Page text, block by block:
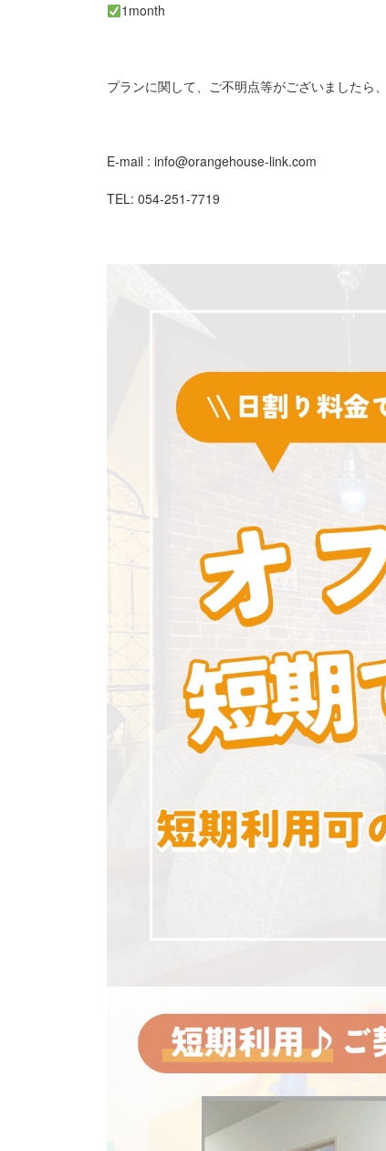
1month
プランに関して、ご不明点等がございましたら
E-mail : info@orangehouse-link.com
TEL: 054-251-7719